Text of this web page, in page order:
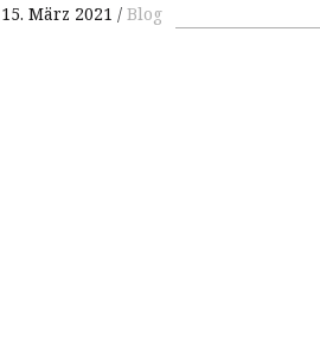
15. März 2021 Blog